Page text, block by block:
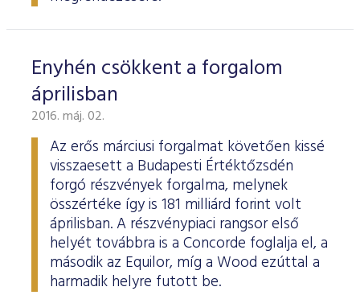
Enyhén csökkent a forgalom
áprilisban
2016. máj. 02.
Az erős márciusi forgalmat követően kissé
visszaesett a Budapesti Értéktőzsdén
forgó részvények forgalma, melynek
összértéke így is 181 milliárd forint volt
áprilisban. A részvénypiaci rangsor első
helyét továbbra is a Concorde foglalja el, a
második az Equilor, míg a Wood ezúttal a
harmadik helyre futott be.